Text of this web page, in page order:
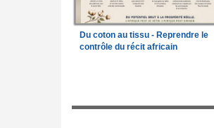
Du coton au tissu - Reprendre le
contrôle du récit africain